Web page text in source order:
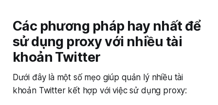
Các phương pháp hay nhất để
sử dụng proxy với nhiều tài
khoản Twitter
Dưới đây là một số mẹo giúp quản lý nhiều tài
khoản Twitter kết hợp với việc sử dụng proxy: